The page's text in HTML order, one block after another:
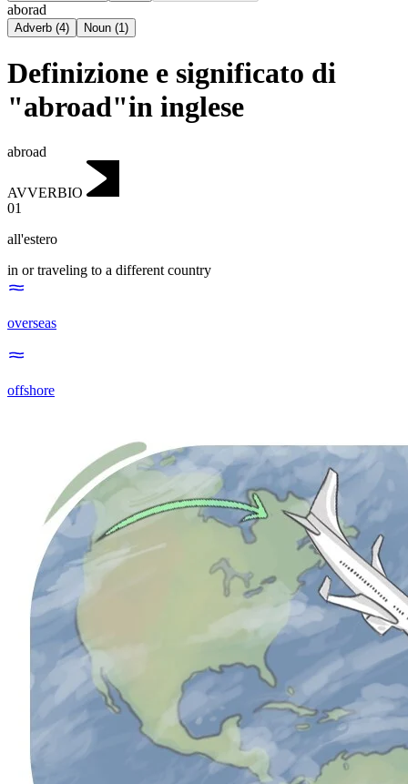
aborad
Adverb (4) Noun (1)
Definizione e significato di
"abroad"in inglese
abroad
AVVERBIO
01
all'estero
in or traveling to a different country
overseas
offshore